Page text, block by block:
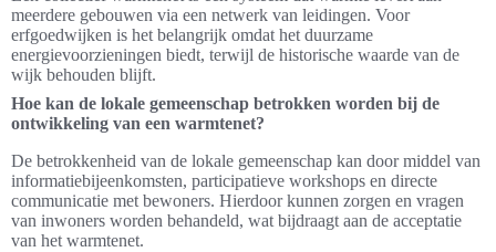
meerdere gebouwen via een netwerk van leidingen. Voor
erfgoedwijken is het belangrijk omdat het duurzame
energievoorzieningen biedt, terwijl de historische waarde van de
wijk behouden blijft.
Hoe kan de lokale gemeenschap betrokken worden bij de
ontwikkeling van een warmtenet?
De betrokkenheid van de lokale gemeenschap kan door middel van
informatiebijeenkomsten, participatieve workshops en directe
communicatie met bewoners. Hierdoor kunnen zorgen en vragen
van inwoners worden behandeld, wat bijdraagt aan de acceptatie
van het warmtenet.